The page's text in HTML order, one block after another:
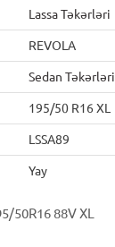
Lassa Təkərləri
REVOLA
Sedan Təkərləri
195/50 R16 XL
LSSA89
Yay
50R16 88V XL